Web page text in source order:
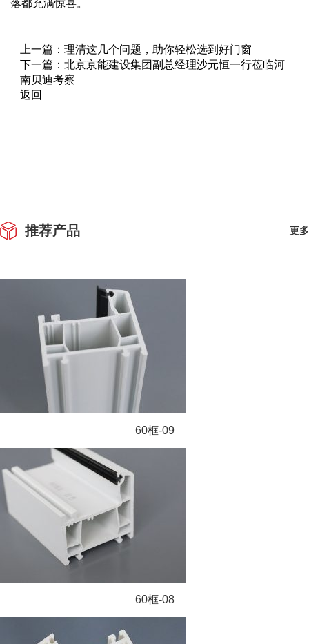
落都充满惊喜。
上一篇： 理清这几个问题，助你轻松选到好门窗
下一篇： 北京京能建设集团副总经理沙元恒一行莅临河
南贝迪考察
返回
推荐产品 更多
60框-09
60框-08